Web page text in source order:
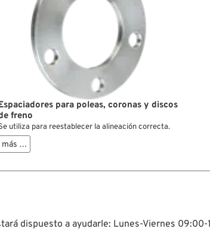
para poleas, coronas y discos
freno
utiliza para reestablecer la alineación correcta.
más …
dispuesto a ayudarle: Lunes-Viernes 09:00-